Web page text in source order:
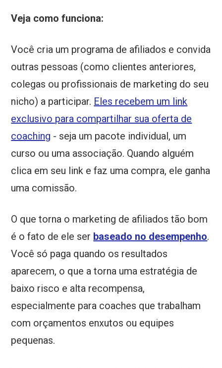
Veja como funciona:
Você cria um programa de afiliados e convida
outras pessoas (como clientes anteriores,
colegas ou profissionais de marketing do seu
nicho) a participar. Eles recebem um link
exclusivo para compartilhar sua oferta de
coaching - seja um pacote individual, um
curso ou uma associação. Quando alguém
clica em seu link e faz uma compra, ele ganha
uma comissão.
O que torna o marketing de afiliados tão bom
é o fato de ele ser baseado no desempenho.
Você só paga quando os resultados
aparecem, o que a torna uma estratégia de
baixo risco e alta recompensa,
especialmente para coaches que trabalham
com orçamentos enxutos ou equipes
pequenas.